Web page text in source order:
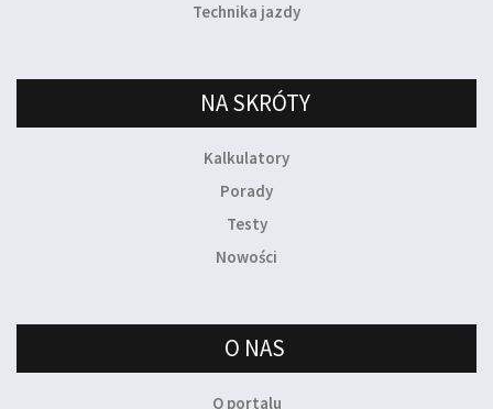
Technika jazdy
NA SKRÓTY
Kalkulatory
Porady
Testy
Nowości
O NAS
O portalu